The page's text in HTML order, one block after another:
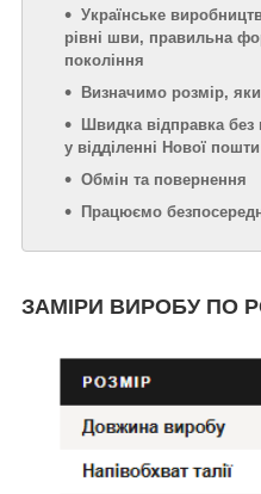
Українське
рівні шви, правильна
покоління
Визначимо розмір,
Швидка відправка
у відділенні Нової пошти
Обмін та повернення
Працюємо
ЗАМІРИ ВИРОБУ ПО